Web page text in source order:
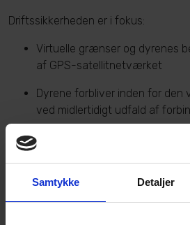
Samtykke Detaljer
Driftssikkerheden er i fokus:
Virtuelle grænser og dyrenes
af GPS-satellitnetværket
Dyrene forbliver inden for den
ved midlertidigt udfald af
Halsbåndene er robuste,
Det giver dig et stabilt og